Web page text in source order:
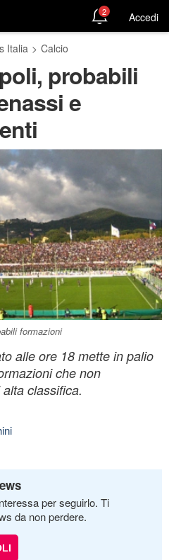
2 Accedi
Italia > Calcio
probabili
e
formazioni
alle ore 18 mette in palio
che non
classifica.
per seguirlo. Ti
da non perdere.